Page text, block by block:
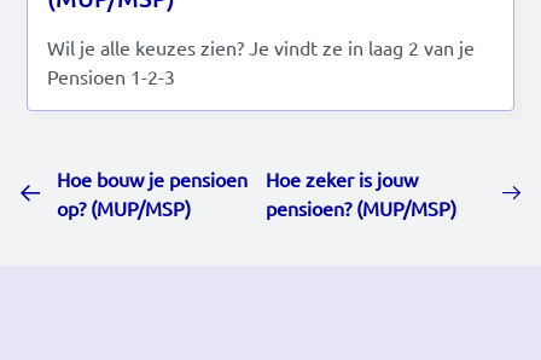
Wil je alle keuzes zien? Je vindt ze in laag 2 van je
Pensioen 1-2-3
Hoe bouw je pensioen
op? (MUP/MSP)
Hoe zeker is jouw
pensioen? (MUP/MSP)